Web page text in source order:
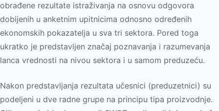
obrađene rezultate istraživanja na osnovu odgovora
dobijenih u anketnim upitnicima odnosno određenih
ekonomskih pokazatelјa u sva tri sektora. Pored toga
ukratko je predstavlјen značaj poznavanja i razumevanja
lanca vrednosti na nivou sektora i u samom preduzeću.
Nakon predstavlјanja rezultata učesnici (preduzetnici) su
podelјeni u dve radne grupe na principu tipa proizvodnje.